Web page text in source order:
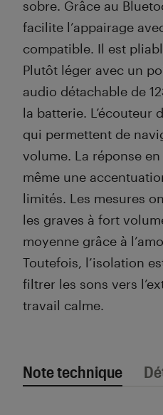
sobre. Grâce au
facilite l’appairage
compatible. Il est
Plutôt léger avec un
audio détachable de
la batterie.
qui permettent de
volume. La réponse
même une
limités. Les mesures
les graves à fort
moyenne grâce à
Toutefois, l’isolation
filtrer les sons vers
travail calme.
Note technique